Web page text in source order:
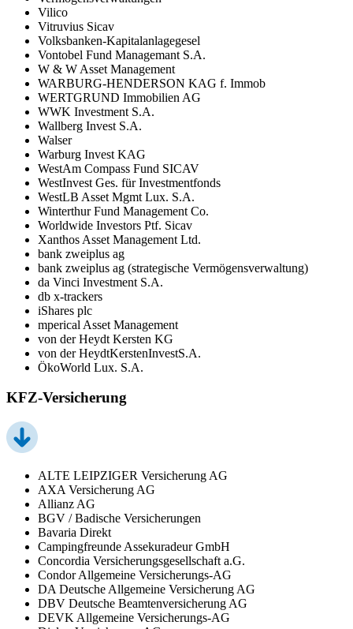
Vilico
Vitruvius Sicav
Volksbanken-Kapitalanlagegesel
Vontobel Fund Managemant S.A.
W & W Asset Management
WARBURG-HENDERSON KAG f. Immob
WERTGRUND Immobilien AG
WWK Investment S.A.
Wallberg Invest S.A.
Walser
Warburg Invest KAG
WestAm Compass Fund SICAV
WestInvest Ges. für Investmentfonds
WestLB Asset Mgmt Lux. S.A.
Winterthur Fund Management Co.
Worldwide Investors Ptf. Sicav
Xanthos Asset Management Ltd.
bank zweiplus ag
bank zweiplus ag (strategische Vermögensverwaltung)
da Vinci Investment S.A.
db x-trackers
iShares plc
mperical Asset Management
von der Heydt Kersten KG
von der HeydtKerstenInvestS.A.
ÖkoWorld Lux. S.A.
KFZ-Versicherung
ALTE LEIPZIGER Versicherung AG
AXA Versicherung AG
Allianz AG
BGV / Badische Versicherungen
Bavaria Direkt
Campingfreunde Assekuradeur GmbH
Concordia Versicherungsgesellschaft a.G.
Condor Allgemeine Versicherungs-AG
DA Deutsche Allgemeine Versicherung AG
DBV Deutsche Beamtenversicherung AG
DEVK Allgemeine Versicherungs-AG